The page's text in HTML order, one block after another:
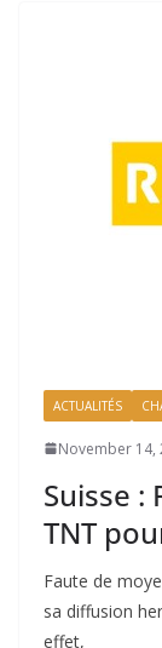
ACTUALITÉS
November 14,
Suisse :
TNT
Faute de
sa diffusion
effet,